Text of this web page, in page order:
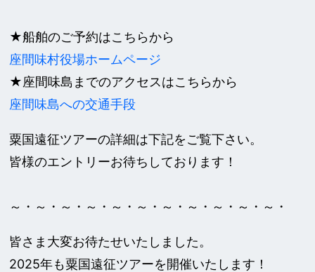
★船舶のご予約はこちらから
座間味村役場ホームページ
★座間味島までのアクセスはこちらから
座間味島への交通手段
粟国遠征ツアーの詳細は下記をご覧下さい。
皆様のエントリーお待ちしております！
～・～・～・～・～・～・～・～・～・～・～・
皆さま大変お待たせいたしました。
2025年も粟国遠征ツアーを開催いたします！